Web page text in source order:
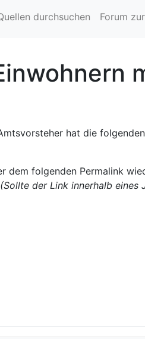
durchsuchen Forum
hat die
dem folgenden Permalink
(Sollte der Link innerhalb